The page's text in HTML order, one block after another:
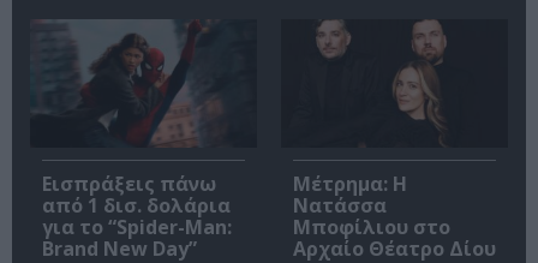
Εισπράξεις πάνω
από 1 δισ. δολάρια
για το “Spider-Man:
Brand New Day”
Μέτρημα: Η
Νατάσσα
Μποφίλιου στο
Αρχαίο Θέατρο Δίου